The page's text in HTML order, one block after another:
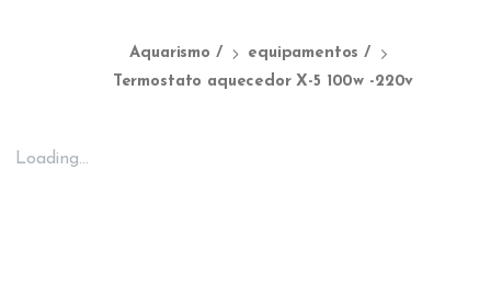
Aquarismo / equipamentos /
Termostato aquecedor X-5 100w -220v
Loading...